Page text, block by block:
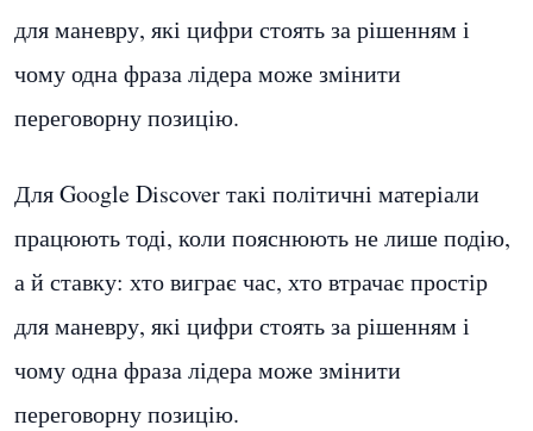
для маневру, які цифри стоять за рішенням і
чому одна фраза лідера може змінити
переговорну позицію.
Для Google Discover такі політичні матеріали
працюють тоді, коли пояснюють не лише подію,
а й ставку: хто виграє час, хто втрачає простір
для маневру, які цифри стоять за рішенням і
чому одна фраза лідера може змінити
переговорну позицію.